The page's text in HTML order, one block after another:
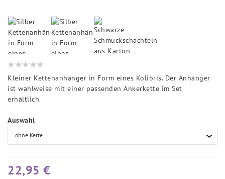
Kleiner Kettenanhänger in Form eines Kolibris. Der Anhänger
ist wahlweise mit einer passenden Ankerkette im Set
erhältlich.
Auswahl
22,95 €